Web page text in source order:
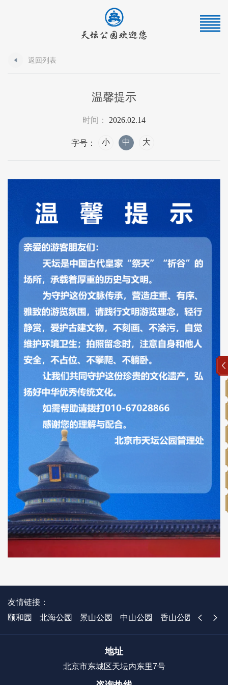
返回列表
温馨提示
时间： 2026.02.14
字号： 小 中 大
友情链接：
颐和园
北海公园 景山公园 中山公园 香山公园 国家植
地址
北京市东城区天坛内东里7号